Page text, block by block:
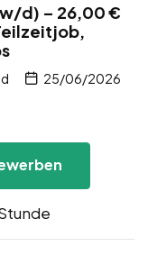
d) – 26,00 €
25/06/2026